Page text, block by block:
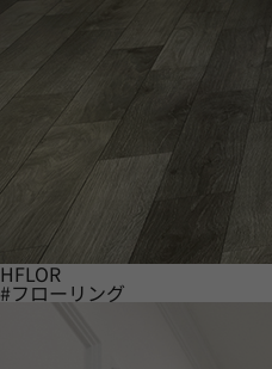
HFLOR
#フローリング